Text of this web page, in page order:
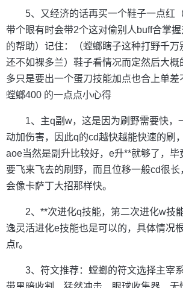
5、又经济的话再买一个鞋子一点红
带个眼有时会带2个这对偷别人buff合掌
的帮助）记住：（螳螂瞎子这种打野千万
还不如裸多兰）鞋子看情况而定然后大概
多只是要出一个蛋刀技能加点也合上单差
螳螂400 的一点点小心得
1、主q副w，这是因为刷野需要快，
动加伤害，因此q的cd越快越能快速的刷
aoe当然是副升比较好，e升**就够了，毕
要飞来飞去的刷野，而且位移一般cd很长
会像卡萨丁大招那样快。
2、**次进化q技能，第二次进化w技
逸灵活进化e技能也是可以的，具体情况
点r。
3、符文推荐：螳螂的符文选择主宰